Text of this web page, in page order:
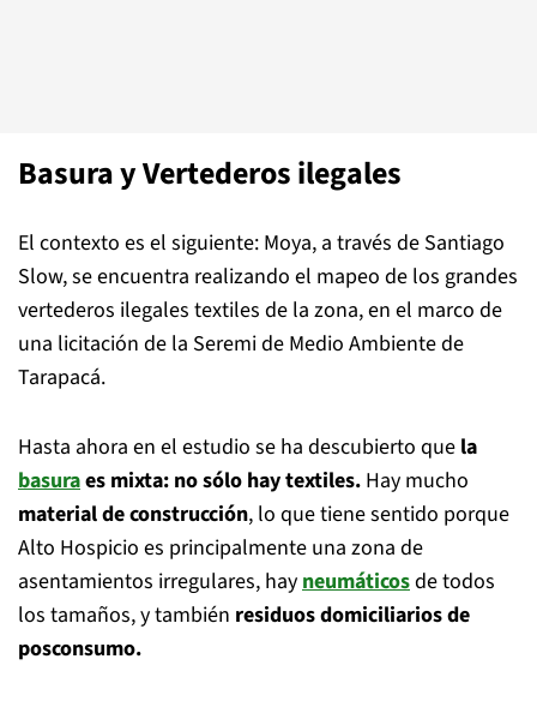
Basura y Vertederos ilegales
El contexto es el siguiente: Moya, a través de Santiago
Slow, se encuentra realizando el mapeo de los grandes
vertederos ilegales textiles de la zona, en el marco de
una licitación de la Seremi de Medio Ambiente de
Tarapacá.
Hasta ahora en el estudio se ha descubierto que la
basuraes mixta: no sólo hay textiles. Hay mucho
material de construcción, lo que tiene sentido porque
Alto Hospicio es principalmente una zona de
asentamientos irregulares, hayneumáticosde todos
los tamaños, y también residuos domiciliarios de
posconsumo.